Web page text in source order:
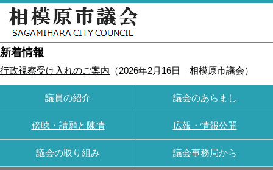
新着情報
行政視察受け入れのご案内 （2026年2月16日 相模原市議会）
議員の紹介 議会のあらまし
傍聴・請願と陳情 広報・情報公開
議会の取り組み 議会事務局から